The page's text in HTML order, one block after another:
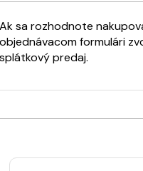
Ak sa rozhodnote
objednávacom formulári
splátkový predaj.